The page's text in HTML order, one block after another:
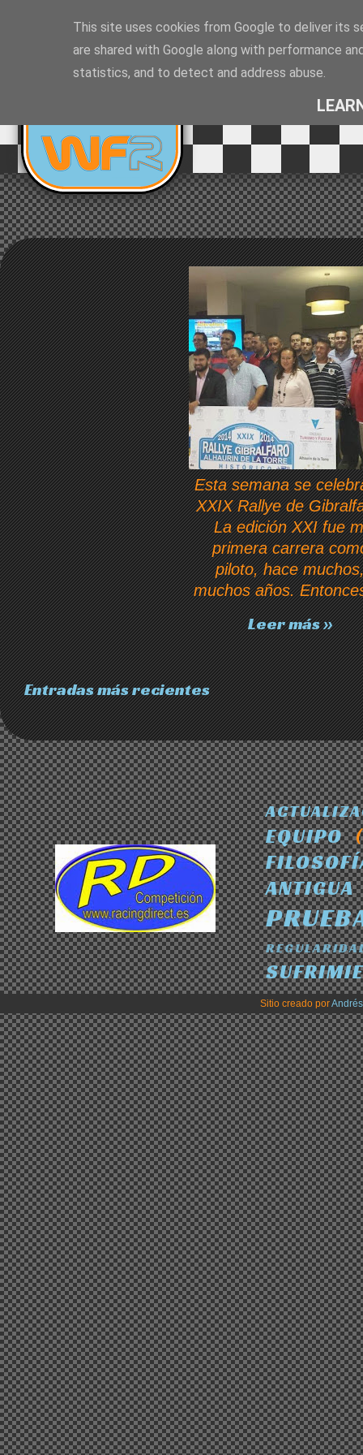
EQUIPO DE
Gibralfaro
Esta semana se
XXIX Rallye de
La edición XXI fue
primera carrera
piloto, hace
muchos años.
Leer más »
Entradas más recientes
EQUIPO
ANTIGUA
Sitio creado por
This site uses cookies from Google to deliver its
are shared with Google along with performance
statistics, and to detect and address abuse.